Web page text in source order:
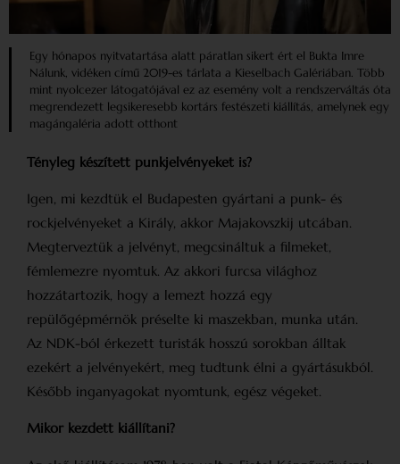
Egy hónapos nyitvatartása alatt páratlan sikert ért el Bukta Imre
Nálunk, vidéken című 2019-es tárlata a Kieselbach Galé­riában. Több
mint nyolcezer látogatójával ez az esemény volt a rendszerváltás óta
megrendezett legsikeresebb kortárs festészeti kiállítás, amelynek egy
magángaléria adott otthont
Tényleg készített punkjelvényeket is?
Igen, mi kezdtük el Budapesten gyártani a punk- és
rockjelvényeket a Király, akkor Majakovszkij utcában.
Megterveztük a jelvényt, megcsináltuk a filmeket,
fémlemezre nyomtuk. Az akkori furcsa világhoz
hozzátartozik, hogy a lemezt hozzá egy
repülőgépmérnök préselte ki maszekban, munka után.
Az NDK-ból érkezett turisták hosszú sorokban álltak
ezekért a jelvényekért, meg tudtunk élni a gyártásukból.
Később inganyagokat nyomtunk, egész végeket.
Mikor kezdett kiállítani?